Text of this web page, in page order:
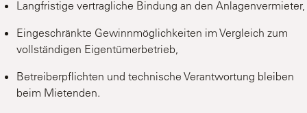
Langfristige vertragliche Bindung an den Anlagenvermieter,
Eingeschränkte Gewinnmöglichkeiten im Vergleich zum
vollständigen Eigentümerbetrieb,
Betreiberpflichten und technische Verantwortung bleiben
beim Mietenden.